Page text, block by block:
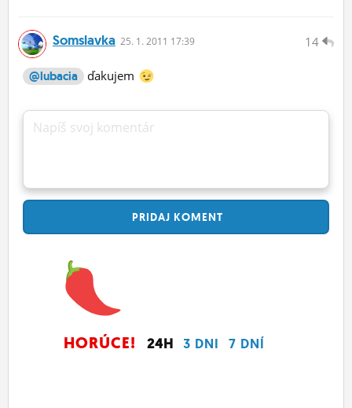
14
Somslavka 25. 1. 2011 17:39
@lubacia ďakujem
Napíš svoj komentár
PRIDAJ KOMENT
HORÚCE! 24H 3 DNI 7 DNÍ